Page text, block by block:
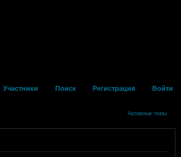
Участники Поиск Регистрация Войти
Активные темы